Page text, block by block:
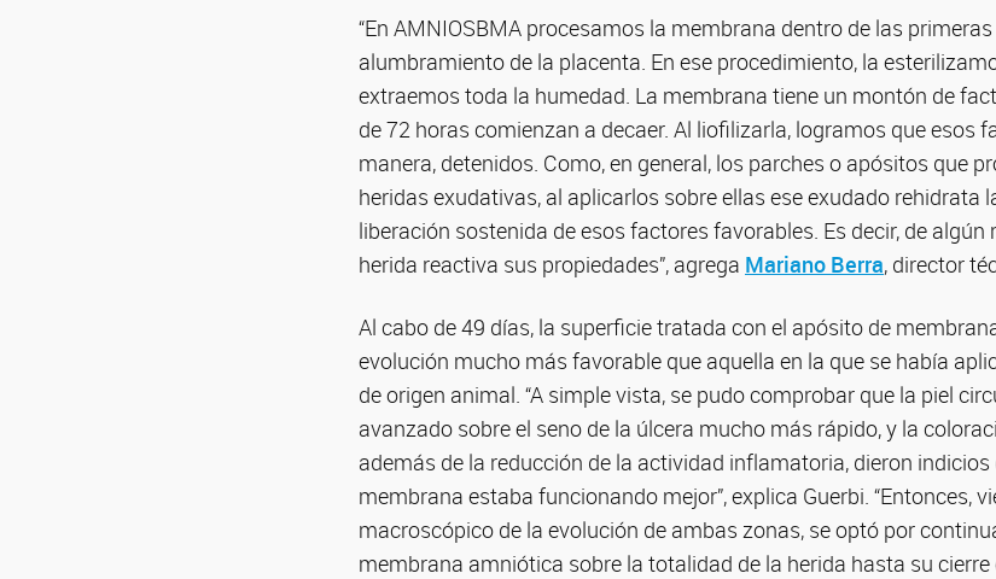
“En AMNIOSBMA procesamos la membrana dentro de las
alumbramiento de la placenta. En ese procedimiento, la
extraemos toda la humedad. La membrana tiene un montón de
de 72 horas comienzan a decaer. Al liofilizarla, logramos que esos
manera, detenidos. Como, en general, los parches o apósitos que
heridas exudativas, al aplicarlos sobre ellas ese exudado rehidrata
liberación sostenida de esos factores favorables. Es decir, de algún
herida reactiva sus propiedades”, agrega Mariano Berra, director
Al cabo de 49 días, la superficie tratada con el apósito de
evolución mucho más favorable que aquella en la que se había
de origen animal. “A simple vista, se pudo comprobar que la piel
avanzado sobre el seno de la úlcera mucho más rápido, y la
además de la reducción de la actividad inflamatoria, dieron
membrana estaba funcionando mejor”, explica Guerbi. “Entonces,
macroscópico de la evolución de ambas zonas, se optó por
membrana amniótica sobre la totalidad de la herida hasta su cierre